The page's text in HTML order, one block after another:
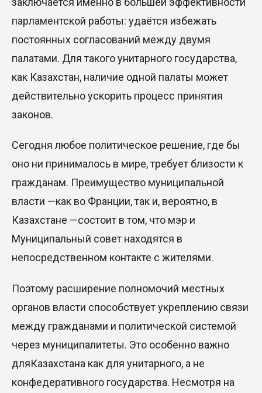
парламентской работы: удаётся избежать
постоянных согласований между двумя
палатами. Для такого унитарного государства,
как Казахстан, наличие одной палаты может
действительно ускорить процесс принятия
законов.
Сегодня любое политическое решение, где бы
оно ни принималось в мире, требует близости к
гражданам. Преимущество муниципальной
власти —как во Франции, так и, вероятно, в
Казахстане —состоит в том, что мэр и
Муниципальный совет находятся в
непосредственном контакте с жителями.
Поэтому расширение полномочий местных
органов власти способствует укреплению связи
между гражданами и политической системой
через муниципалитеты. Это особенно важно
дляКазахстана как для унитарного, а не
конфедеративного государства. Несмотря на